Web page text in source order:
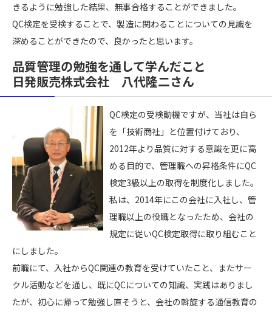
きるように勉強した結果、無事合格することができました。
QC検定を受検することで、製造に関わることについての見識を
深めることができたので、良かったと思います。
品質管理の勉強を通して学んだこと
日発販売株式会社 八代隆二さん
QC検定の受検動機ですが、当社は自ら
を「技術商社」と位置付けており、
2012年より品質に対する意識を更に高
める目的で、管理職への昇格条件にQC
検定3級以上の取得を制度化しました。
私は、2014年にこの会社に入社し、管
理職以上の役職となったため、会社の
規定に従いQC検定取得に取り組むこと
にしました。
前職にて、入社からQC関連の教育を受けていたこと、またサー
クル活動などを通し、既にQCについての知識、実践はありまし
たが、初心に帰って勉強し直そうと、会社の斡旋する通信教育の